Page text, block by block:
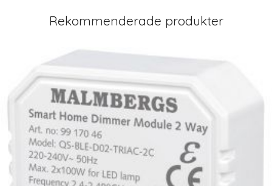
Rekommenderade produkter